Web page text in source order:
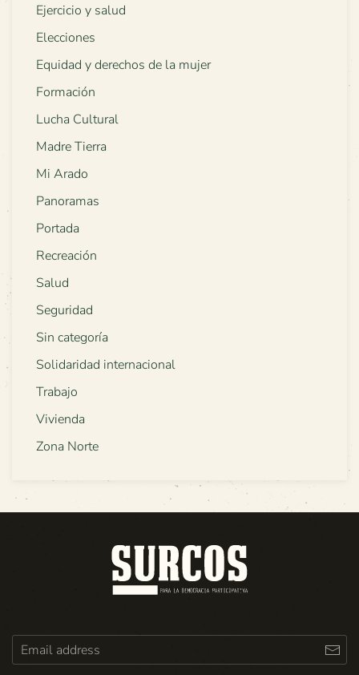
Ejercicio y salud
Elecciones
Equidad y derechos de la mujer
Formación
Lucha Cultural
Madre Tierra
Mi Arado
Panoramas
Portada
Recreación
Salud
Seguridad
Sin categoría
Solidaridad internacional
Trabajo
Vivienda
Zona Norte